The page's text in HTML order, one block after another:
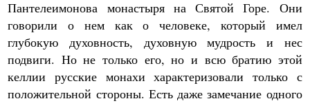
Пантелеимонова монастыря на Святой Горе. Они
говорили о нем как о человеке, который имел
глубокую духовность, духовную мудрость и нес
подвиги. Но не только его, но и всю братию этой
келлии русские монахи характеризовали только с
положительной стороны. Есть даже замечание одного